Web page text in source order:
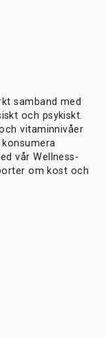
samband med
och psykiskt.
vitaminnivåer
vår Wellness-
om kost och